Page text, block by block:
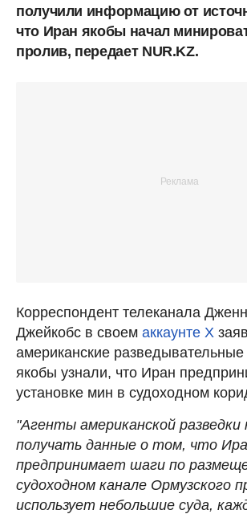
получили информацию от
что Иран якобы начал
пролив, передает NUR.KZ.
Корреспондент телеканала
Джейкобс в своем аккаунте X
американские
якобы узнали, что Иран
установке мин в судоходном
"Агенты американской разведки
получать данные о том, что
предпринимает шаги по
судоходном канале Ормузского
использует небольшие суда,